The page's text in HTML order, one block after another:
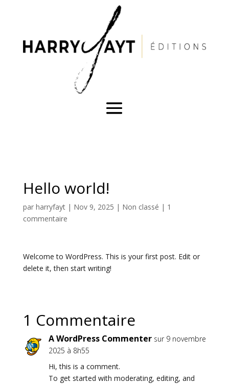
Hello world!
par harryfayt| Nov 9, 2025 | Non classé | 1
commentaire
Welcome to WordPress. This is your first post. Edit or
delete it, then start writing!
1 Commentaire
A WordPress Commenter sur 9 novembre
2025 à 8h55
Hi, this is a comment.
To get started with moderating, editing, and